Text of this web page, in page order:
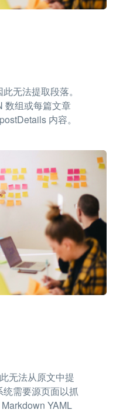
无法提取段落。
数组或每篇文章
内容。
无法从原文中提
需要源页面以抓
YAML